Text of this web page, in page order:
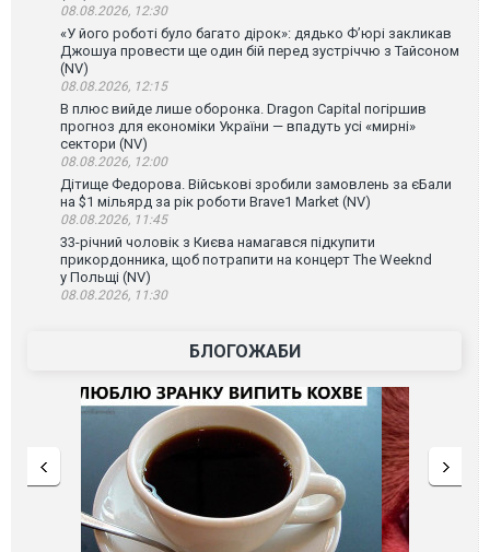
08.08.2026, 12:30
«У його роботі було багато дірок»: дядько Ф’юрі закликав
Джошуа провести ще один бій перед зустріччю з Тайсоном
(NV)
08.08.2026, 12:15
В плюс вийде лише оборонка. Dragon Capital погіршив
прогноз для економіки України — впадуть усі «мирні»
сектори (NV)
08.08.2026, 12:00
Дітище Федорова. Військові зробили замовлень за єБали
на $1 мільярд за рік роботи Brave1 Market (NV)
08.08.2026, 11:45
33-річний чоловік з Києва намагався підкупити
прикордонника, щоб потрапити на концерт The Weeknd
у Польщі (NV)
08.08.2026, 11:30
БЛОГОЖАБИ